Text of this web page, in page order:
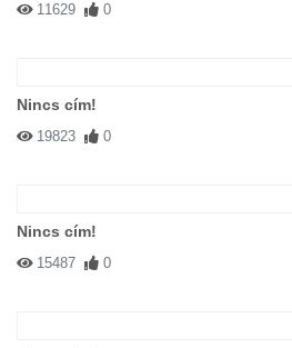
11629 0
Nincs cím!
19823 0
Nincs cím!
15487 0